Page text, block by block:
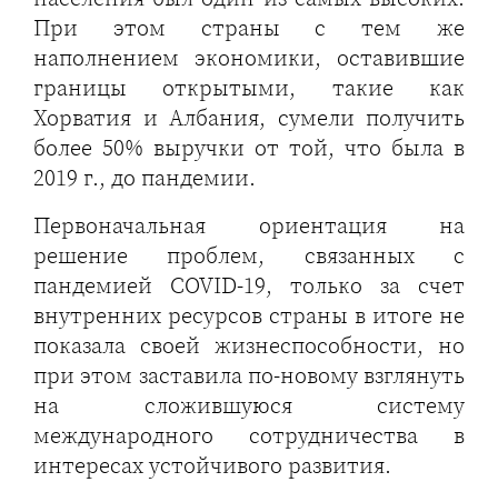
При этом страны с тем же
наполнением экономики, оставившие
границы открытыми, такие как
Хорватия и Албания, сумели получить
более 50% выручки от той, что была в
2019 г., до пандемии.
Первоначальная ориентация на
решение проблем, связанных с
пандемией COVID-19, только за счет
внутренних ресурсов страны в итоге не
показала своей жизнеспособности, но
при этом заставила по-новому взглянуть
на сложившуюся систему
международного сотрудничества в
интересах устойчивого развития.